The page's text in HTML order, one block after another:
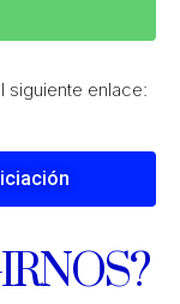
siguiente enlace: